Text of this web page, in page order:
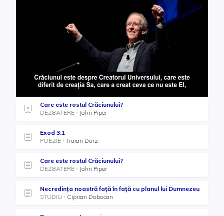
Care este rostul Crăciunului?
DEZBATERE
John Piper
Exod 3:1
POEZIE
Traian Dorz
Care este rostul Crăciunului?
DEZBATERE
John Piper
Necredința noastră față în față cu planul lui Dumnezeu
STUDIU
Ciprian Dobocan